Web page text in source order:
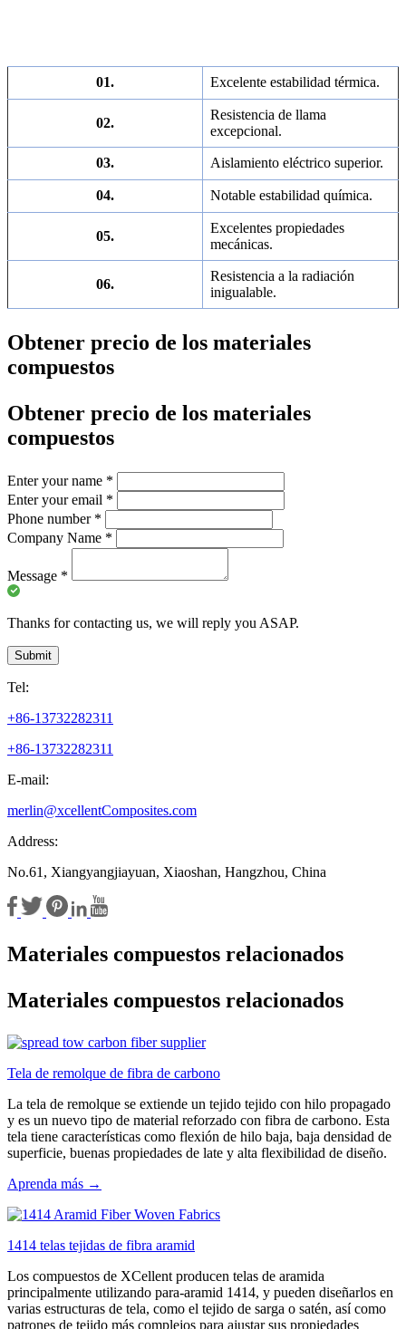
01. Excelente estabilidad térmica.
02.
Resistencia de llama
excepcional.
03. Aislamiento eléctrico superior.
04. Notable estabilidad química.
05.
Excelentes propiedades
mecánicas.
06.
Resistencia a la radiación
inigualable.
Obtener precio de los materiales
compuestos
Obtener precio de los materiales
compuestos
Enter your name *
Enter your email *
Phone number *
Company Name *
Message *
Thanks for contacting us, we will reply you ASAP.
Submit
Tel:
+86-13732282311
+86-13732282311
E-mail:
merlin@xcellentComposites.com
Address:
No.61, Xiangyangjiayuan, Xiaoshan, Hangzhou, China
Materiales compuestos relacionados
Materiales compuestos relacionados
Tela de remolque de fibra de carbono
La tela de remolque se extiende un tejido tejido con hilo propagado
y es un nuevo tipo de material reforzado con fibra de carbono. Esta
tela tiene características como flexión de hilo baja, baja densidad de
superficie, buenas propiedades de late y alta flexibilidad de diseño.
Aprenda más →
1414 telas tejidas de fibra aramid
Los compuestos de XCellent producen telas de aramida
principalmente utilizando para-aramid 1414, y pueden diseñarlos en
varias estructuras de tela, como el tejido de sarga o satén, así como
patrones de tejido más complejos para ajustar sus propiedades